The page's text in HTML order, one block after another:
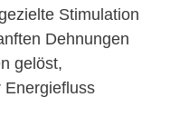
Stimulation
Dehnungen
gelöst,
Energiefluss